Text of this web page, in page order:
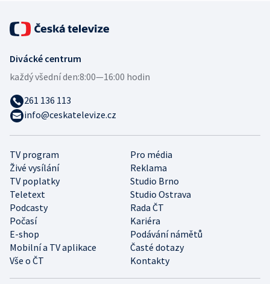
TV program
Pro média
Živé vysílání
Reklama
TV poplatky
Studio Brno
Teletext
Studio Ostrava
Podcasty
Rada ČT
Počasí
Kariéra
E-shop
Podávání námětů
Mobilní a TV aplikace
Časté dotazy
Vše o ČT
Kontakty
Divácké centrum
každý všední den:8:00—16:00 hodin
261 136 113
info@ceskatelevize.cz